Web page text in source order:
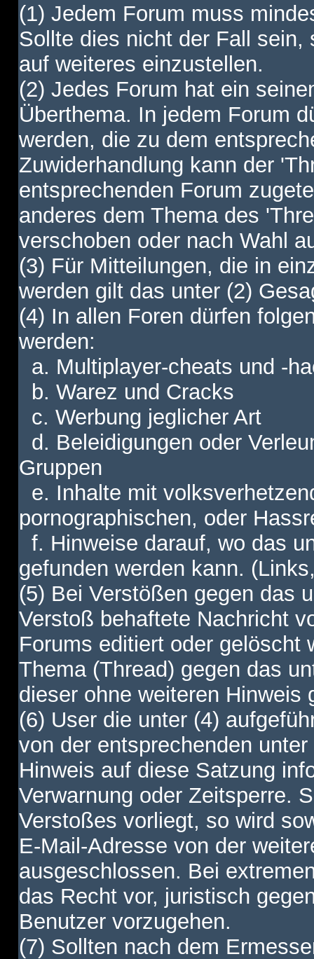
(1) Jedem Forum muss
Sollte dies nicht der Fall
auf weiteres einzustellen.
(2) Jedes Forum hat ein
Überthema. In jedem Forum
werden, die zu dem
Zuwiderhandlung kann der
entsprechenden Forum
anderes dem Thema des
verschoben oder nach Wahl
(3) Für Mitteilungen, die in
werden gilt das unter (2)
(4) In allen Foren dürfen
werden:
a. Multiplayer-cheats und -
b. Warez und Cracks
c. Werbung jeglicher Art
d. Beleidigungen oder
Gruppen
e. Inhalte mit
pornographischen, oder
f. Hinweise darauf, wo das
gefunden werden kann.
(5) Bei Verstößen gegen das
Verstoß behaftete Nachricht
Forums editiert oder gelöscht
Thema (Thread) gegen das
dieser ohne weiteren Hinweis
(6) User die unter (4)
von der entsprechenden
Hinweis auf diese Satzung
Verwarnung oder Zeitsperre.
Verstoßes vorliegt, so wird
E-Mail-Adresse von der
ausgeschlossen. Bei
das Recht vor, juristisch
Benutzer vorzugehen.
(7) Sollten nach dem